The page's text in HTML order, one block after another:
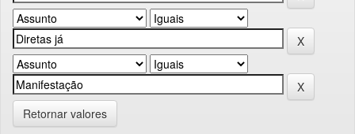
Retornar valores